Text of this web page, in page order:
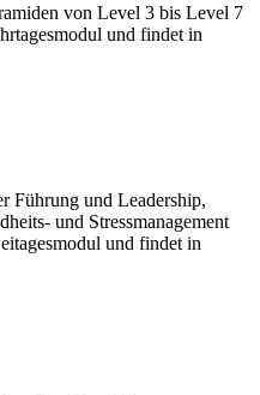
von Level 3 bis Level 7
und findet in
Führung und Leadership,
und Stressmanagement
und findet in